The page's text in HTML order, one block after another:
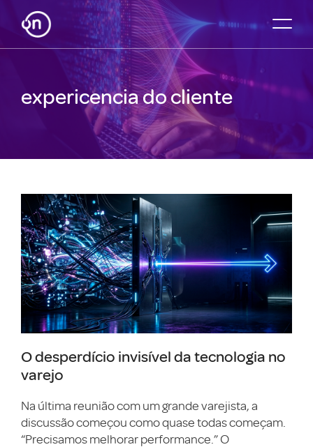
expericencia do cliente
O desperdício invisível da tecnologia no
varejo
Na última reunião com um grande varejista, a
discussão começou como quase todas começam.
“Precisamos melhorar performance.” O